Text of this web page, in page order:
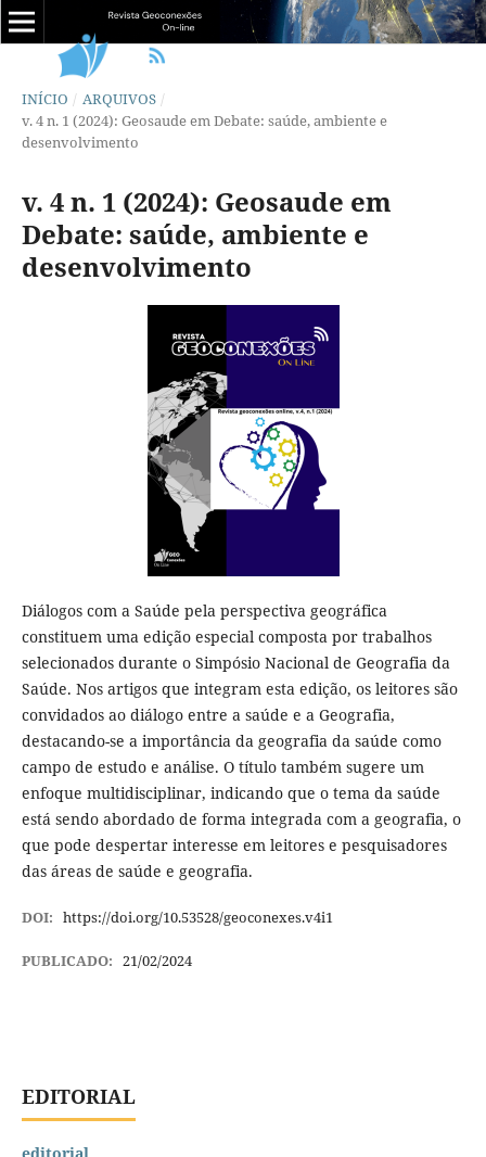
INÍCIO / ARQUIVOS /
v. 4 n. 1 (2024): Geosaude em Debate: saúde, ambiente e
desenvolvimento
v. 4 n. 1 (2024): Geosaude em
Debate: saúde, ambiente e
desenvolvimento
Diálogos com a Saúde pela perspectiva geográfica
constituem uma edição especial composta por trabalhos
selecionados durante o Simpósio Nacional de Geografia da
Saúde. Nos artigos que integram esta edição, os leitores são
convidados ao diálogo entre a saúde e a Geografia,
destacando-se a importância da geografia da saúde como
campo de estudo e análise. O título também sugere um
enfoque multidisciplinar, indicando que o tema da saúde
está sendo abordado de forma integrada com a geografia, o
que pode despertar interesse em leitores e pesquisadores
das áreas de saúde e geografia.
DOI: https://doi.org/10.53528/geoconexes.v4i1
PUBLICADO: 21/02/2024
EDITORIAL